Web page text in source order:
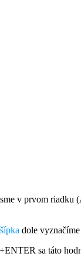
v prvom
dole
sa táto